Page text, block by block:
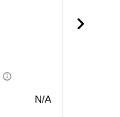
N/A